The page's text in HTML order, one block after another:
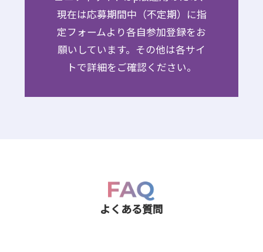
現在は応募期間中（不定期）に指
定フォームより各自参加登録をお
願いしています。その他は各サイ
トで詳細をご確認ください。
よくある質問